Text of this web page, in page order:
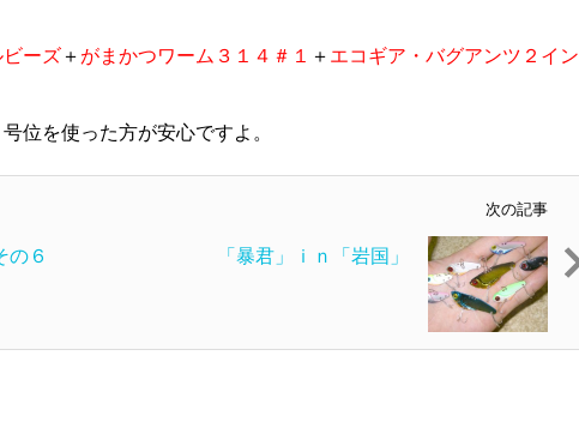
ーズ＋がまかつワーム３１４＃１ ＋エコギア・バグアンツ２イン
位を使った方が安心ですよ。
６
次の記事
「暴君」ｉｎ「岩国」